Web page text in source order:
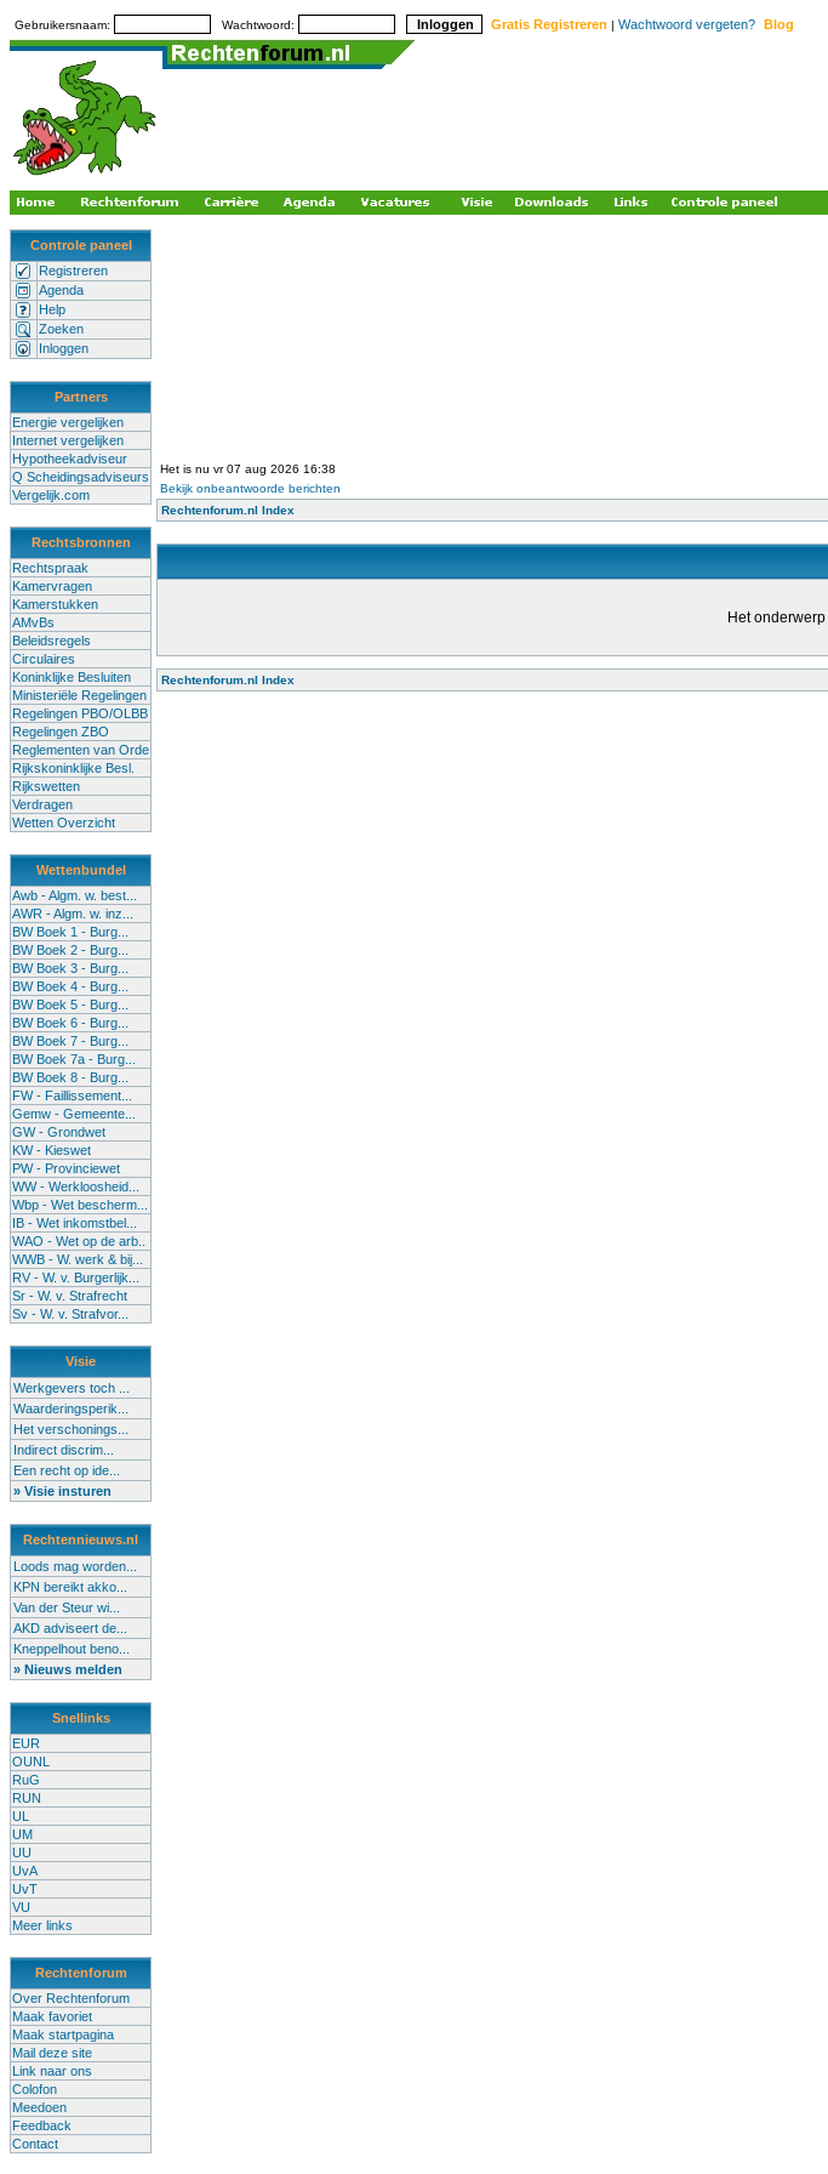
Gebruikersnaam: Wachtwoord: Gratis Registreren | Wachtwoord vergeten? Blog
Controle paneel
Registreren
Agenda
Help
Zoeken
Inloggen
Partners
Energie vergelijken
Internet vergelijken
Hypotheekadviseur
Q Scheidingsadviseurs
Vergelijk.com
Rechtsbronnen
Rechtspraak
Kamervragen
Kamerstukken
AMvBs
Beleidsregels
Circulaires
Koninklijke Besluiten
Ministeriële Regelingen
Regelingen PBO/OLBB
Regelingen ZBO
Reglementen van Orde
Rijkskoninklijke Besl.
Rijkswetten
Verdragen
Wetten Overzicht
Wettenbundel
Awb - Algm. w. best...
AWR - Algm. w. inz...
BW Boek 1 - Burg...
BW Boek 2 - Burg...
BW Boek 3 - Burg...
BW Boek 4 - Burg...
BW Boek 5 - Burg...
BW Boek 6 - Burg...
BW Boek 7 - Burg...
BW Boek 7a - Burg...
BW Boek 8 - Burg...
FW - Faillissement...
Gemw - Gemeente...
GW - Grondwet
KW - Kieswet
PW - Provinciewet
WW - Werkloosheid...
Wbp - Wet bescherm...
IB - Wet inkomstbel...
WAO - Wet op de arb..
WWB - W. werk & bij...
RV - W. v. Burgerlijk...
Sr - W. v. Strafrecht
Sv - W. v. Strafvor...
Visie
Werkgevers toch ...
Waarderingsperik...
Het verschonings...
Indirect discrim...
Een recht op ide...
» Visie insturen
Rechtennieuws.nl
Loods mag worden...
KPN bereikt akko...
Van der Steur wi...
AKD adviseert de...
Kneppelhout beno...
» Nieuws melden
Snellinks
EUR
OUNL
RuG
RUN
UL
UM
UU
UvA
UvT
VU
Meer links
Rechtenforum
Over Rechtenforum
Maak favoriet
Maak startpagina
Mail deze site
Link naar ons
Colofon
Meedoen
Feedback
Contact
Het is nu vr 07 aug 2026 16:38
Bekijk onbeantwoorde berichten
Rechtenforum.nl Index
Het
Rechtenforum.nl Index